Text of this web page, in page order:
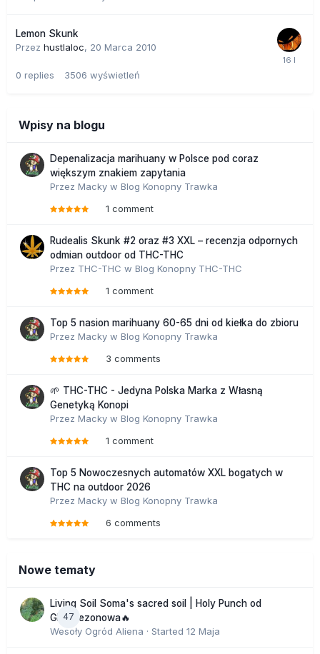
Lemon Skunk
Przez hustlaloc, 20 Marca 2010
0 replies 3506 wyświetleń
Wpisy na blogu
Depenalizacja marihuany w Polsce pod coraz
większym znakiem zapytania
Przez Macky w Blog Konopny Trawka
1 comment
Rudealis Skunk #2 oraz #3 XXL – recenzja odpornych
odmian outdoor od THC-THC
Przez THC-THC w Blog Konopny THC-THC
1 comment
Top 5 nasion marihuany 60-65 dni od kiełka do zbioru
Przez Macky w Blog Konopny Trawka
3 comments
🌱 THC-THC - Jedyna Polska Marka z Własną
Genetyką Konopi
Przez Macky w Blog Konopny Trawka
1 comment
Top 5 Nowoczesnych automatów XXL bogatych w
THC na outdoor 2026
Przez Macky w Blog Konopny Trawka
6 comments
Nowe tematy
47
Living Soil Soma's sacred soil | Holy Punch od
GHS sezonowa🔥
Wesoły Ogród Aliena · Started 12 Maja